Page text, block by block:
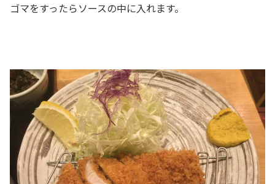
ゴマをすったらソースの中に入れます。